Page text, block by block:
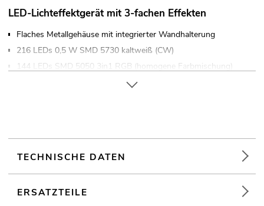
LED-Lichteffektgerät mit 3-fachen Effekten
Flaches Metallgehäuse mit integrierter Wandhalterung
216 LEDs 0,5 W SMD 5730 kaltweiß (CW)
144 LEDs SMD 5050 3in1 RGB (homogene Farbmischung)
Im 7; 13; 22; 148 CH DMX-Modus bedienbar
Ansteuerbar über Master/Slave-Funktion; DMX; Stand-alone;
TECHNISCHE DATEN
ERSATZTEILE